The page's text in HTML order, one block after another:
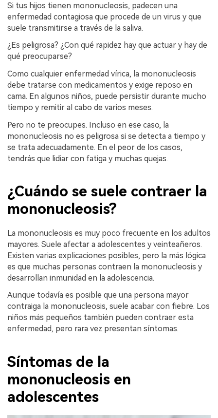
Si tus hijos tienen mononucleosis, padecen una
enfermedad contagiosa que procede de un virus y que
suele transmitirse a través de la saliva.
¿Es peligrosa? ¿Con qué rapidez hay que actuar y hay de
qué preocuparse?
Como cualquier enfermedad vírica, la mononucleosis
debe tratarse con medicamentos y exige reposo en
cama. En algunos niños, puede persistir durante mucho
tiempo y remitir al cabo de varios meses.
Pero no te preocupes. Incluso en ese caso, la
mononucleosis no es peligrosa si se detecta a tiempo y
se trata adecuadamente. En el peor de los casos,
tendrás que lidiar con fatiga y muchas quejas.
¿Cuándo se suele contraer la
mononucleosis?
La mononucleosis es muy poco frecuente en los adultos
mayores. Suele afectar a adolescentes y veinteañeros.
Existen varias explicaciones posibles, pero la más lógica
es que muchas personas contraen la mononucleosis y
desarrollan inmunidad en la adolescencia.
Aunque todavía es posible que una persona mayor
contraiga la mononucleosis, suele acabar con fiebre. Los
niños más pequeños también pueden contraer esta
enfermedad, pero rara vez presentan síntomas.
Síntomas de la
mononucleosis en
adolescentes